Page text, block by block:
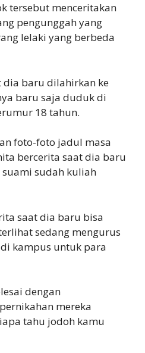
tersebut menceritakan
pengunggah yang
lelaki yang berbeda
dia baru dilahirkan ke
baru saja duduk di
18 tahun.
foto-foto jadul masa
bercerita saat dia baru
suami sudah kuliah
saat dia baru bisa
sedang mengurus
kampus untuk para
dengan
mereka
tahu jodoh kamu